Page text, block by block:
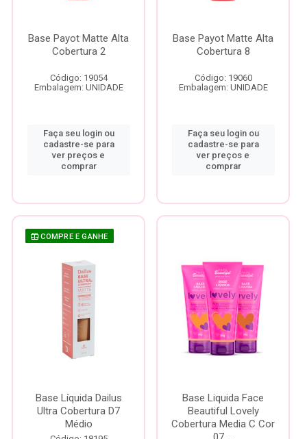
Base Payot Matte Alta
Cobertura 2
Código: 19054
Embalagem: UNIDADE
Faça seu login ou
cadastre-se para
ver preços e
comprar
Base Payot Matte Alta
Cobertura 8
Código: 19060
Embalagem: UNIDADE
Faça seu login ou
cadastre-se para
ver preços e
comprar
COMPRE E GANHE
Base Líquida Dailus
Ultra Cobertura D7
Médio
Base Liquida Face
Beautiful Lovely
Cobertura Media C Cor